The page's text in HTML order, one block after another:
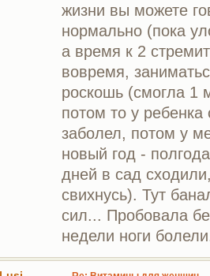
жизни вы можете
нормально (пока
а время к 2
вовремя,
роскошь (смогла 1
потом то у
заболел, потом у
новый год -
дней в сад
свихнусь). Тут
сил... Пробовала
недели ноги